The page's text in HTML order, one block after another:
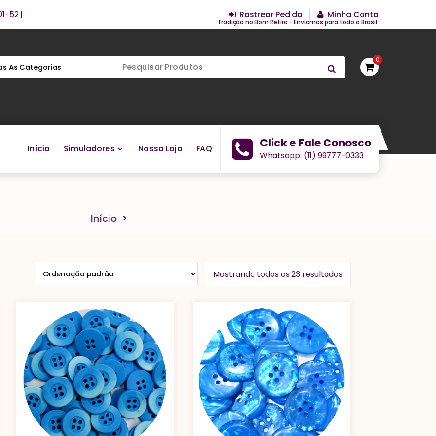
52 |
Tradição no Bom Retiro - Enviamos para todo o Brasil
Rastrear Pedido Minha Conta
0
Início Simuladores Nossa Loja FAQ Click e Fale Conosco
Whatsapp: (11) 99777-0333
Início >
Mostrando todos os 23 resultados